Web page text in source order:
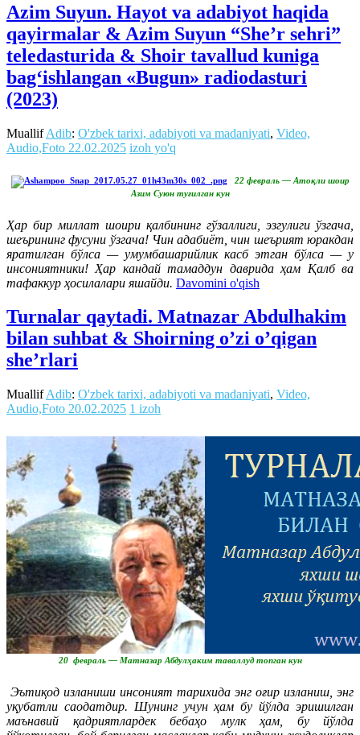
Azim Suyun. Hayot va adabiyot haqida
qayirmalar & Azim Suyun “She’r sehri”
teledasturida & Shoir tavallud kuniga
bag‘ishlangan «Bugun» radiodasturi
(2023)
MuallifAdib: O'zbek tarixi, adabiyoti va madaniyati, Video,
Audio,Foto 22.02.2025 izoh yo'q
22 февраль — Атоқли шоир
Азим Суюн туғилган кун
Ҳар бир миллат шоири қалбининг гўзаллиги, эзгулиги ўзгача,
шеърининг фусуни ўзгача! Чин адабиёт, чин шеърият юракдан
яратилган бўлса — умумбашарийлик касб этган бўлса — у
инсониятники! Ҳар кандай тамаддун даврида ҳам Қалб ва
тафаккур ҳосилалари яшайди. Davomini o'qish
Turnalar qaytadi. Matnazar Abdulhakim
bilan suhbat & Shoirning o’zi o’qigan
she’rlari
MuallifAdib: O'zbek tarixi, adabiyoti va madaniyati, Video,
Audio,Foto 20.02.2025 1 izoh
20 февраль — Матназар Абдулҳаким таваллуд топган кун
Эътиқод изланиши инсоният тарихида энг оғир изланиш, энг
уқубатли саодатдир. Шунинг учун ҳам бу йўлда эришилган
маънавий қадриятлардек бебаҳо мулк ҳам, бу йўлда